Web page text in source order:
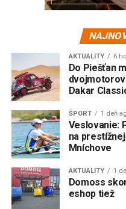
AKTUALITY 6
Do Piešťan
Dakar
ŠPORT 1 deň
Veslovanie:
na
Mníchove
AKTUALITY 1
Domoss
eshop tiež